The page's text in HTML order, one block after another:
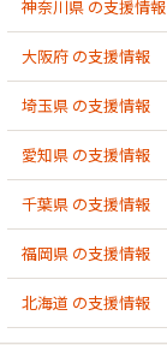
神奈川県 の支援情報
大阪府 の支援情報
埼玉県 の支援情報
愛知県 の支援情報
千葉県 の支援情報
福岡県 の支援情報
北海道 の支援情報